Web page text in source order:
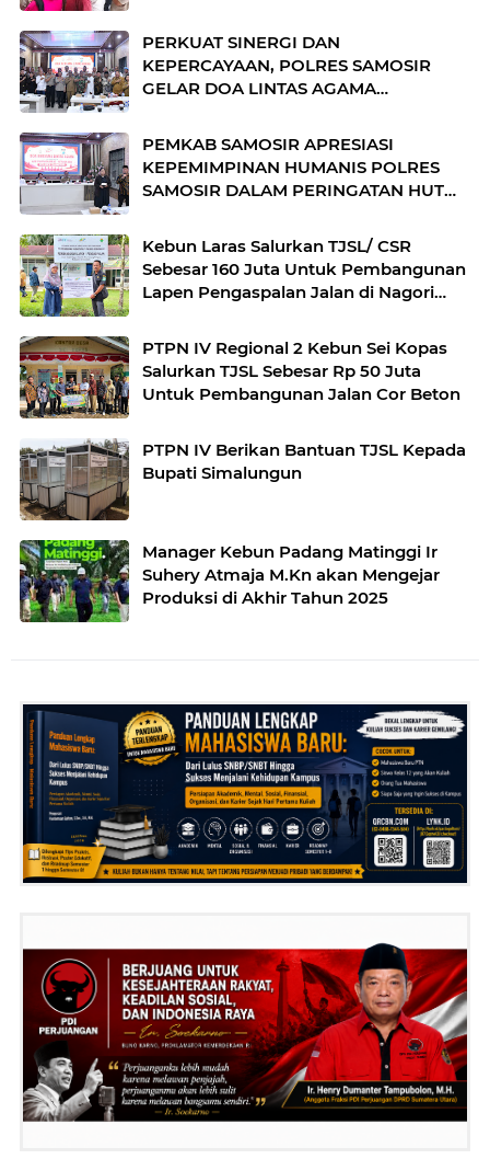
PERKUAT SINERGI DAN
KEPERCAYAAN, POLRES SAMOSIR
GELAR DOA LINTAS AGAMA
PEMKAB SAMOSIR APRESIASI
KEPEMIMPINAN HUMANIS POLRES
SAMOSIR DALAM PERINGATAN HUT
Kebun Laras Salurkan TJSL/ CSR
Sebesar 160 Juta Untuk Pembangunan
Lapen Pengaspalan Jalan di Nagori
PTPN IV Regional 2 Kebun Sei Kopas
Salurkan TJSL Sebesar Rp 50 Juta
Untuk Pembangunan Jalan Cor Beton
PTPN IV Berikan Bantuan TJSL Kepada
Bupati Simalungun
Manager Kebun Padang Matinggi Ir
Suhery Atmaja M.Kn akan Mengejar
Produksi di Akhir Tahun 2025